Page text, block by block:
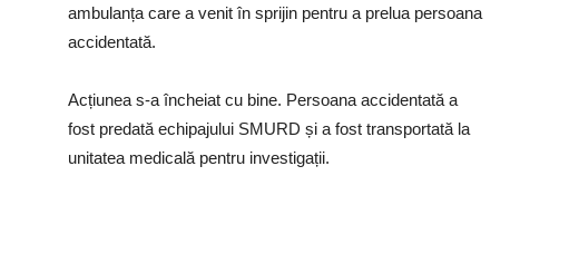
ambulanța care a venit în sprijin pentru a prelua persoana
accidentată.
Acțiunea s-a încheiat cu bine. Persoana accidentată a
fost predată echipajului SMURD și a fost transportată la
unitatea medicală pentru investigații.